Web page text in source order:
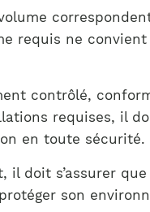
requis ne
contrôlé,
requises, il
en toute sécurité.
il doit s’assurer
son